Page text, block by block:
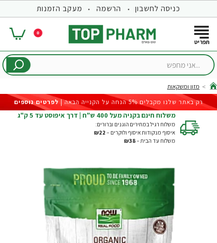
כניסה לחשבון הרשמה מעקב הזמנות
0
...אני
home
מזון ומשקאות
רק באתר שלנו מקבלים 5% הנחה על הקנייה הבאה |
לפרטים נוספים
משלוח חינם בקניה מעל 400 ש"ח | דרך איפוסט עד 5 ק"ג
משלוח רגיל במחירים הוגנים וברורים:
איסוף מנקודות איסוף ולוקרים – ₪22
משלוח עד הבית –₪38